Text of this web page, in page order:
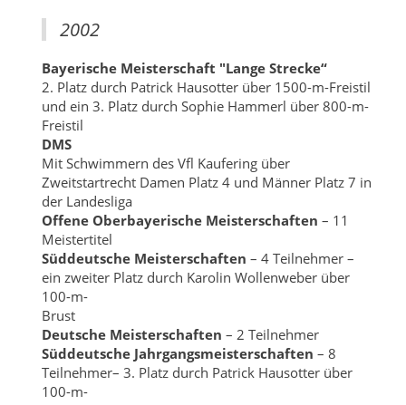
2002
Bayerische Meisterschaft "Lange Strecke“
2. Platz durch Patrick Hausotter über 1500-m-Freistil
und ein 3. Platz durch Sophie Hammerl über 800-m-
Freistil
DMS
Mit Schwimmern des Vfl Kaufering über
Zweitstartrecht Damen Platz 4 und Männer Platz 7 in
der Landesliga
Offene Oberbayerische Meisterschaften – 11
Meistertitel
Süddeutsche Meisterschaften – 4 Teilnehmer –
ein zweiter Platz durch Karolin Wollenweber über
100-m-
Brust
Deutsche Meisterschaften – 2 Teilnehmer
Süddeutsche Jahrgangsmeisterschaften – 8
Teilnehmer– 3. Platz durch Patrick Hausotter über
100-m-